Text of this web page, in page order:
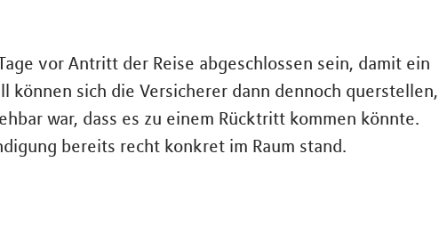
vor Antritt der Reise abgeschlossen sein, damit ein
können sich die Versicherer dann dennoch querstellen,
war, dass es zu einem Rücktritt kommen könnte.
bereits recht konkret im Raum stand.